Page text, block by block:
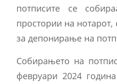
потписите се
простории на нотарот,
за депонирање на
Собирањето на
февруари 2024